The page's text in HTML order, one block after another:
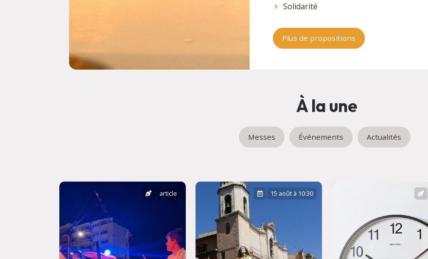
Solidarité
Plus de propositions
À la une
Messes Événements Actualités
article 15 août à 10:30